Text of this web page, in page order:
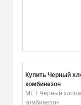
Купить Черный
комбинезон
MET Черный
комбинезон